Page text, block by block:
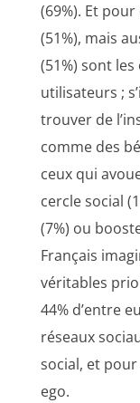
(69%). Et
(51%), mais
(51%) sont
utilisateurs ;
trouver de
comme des
ceux qui
cercle social
(7%) ou
Français
véritables
44% d’entre
réseaux
social, et
ego.